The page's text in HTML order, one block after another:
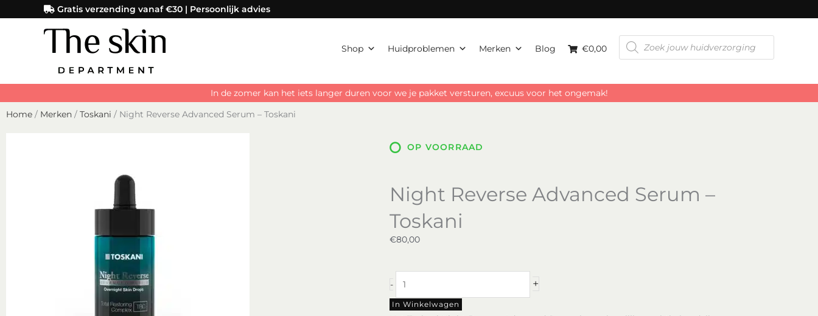
naar
Gratis verzending vanaf €30 | Persoonlijk advies
Shop Huidproblemen Merken Blog €0,00
Producten
zoeken
In de zomer kan het iets langer duren voor we je pakket versturen, excuus voor het ongemak!
Home / Merken / Toskani / Night Reverse Advanced Serum – Toskani
OP VOORRAAD
Night Reverse Advanced Serum –
Toskani
€80,00
-
Reverse
Advanced
+
In Winkelwagen
aantal